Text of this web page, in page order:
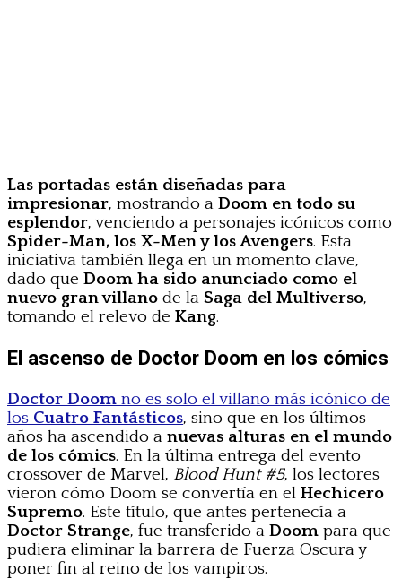
Las portadas están diseñadas para
impresionar, mostrando a Doom en todo su
esplendor, venciendo a personajes icónicos como
Spider-Man, los X-Men y los Avengers. Esta
iniciativa también llega en un momento clave,
dado que Doom ha sido anunciado como el
nuevo gran villano de la Saga del Multiverso,
tomando el relevo de Kang.
El ascenso de Doctor Doom en los cómics
Doctor Doom no es solo el villano más icónico de
los Cuatro Fantásticos, sino que en los últimos
años ha ascendido a nuevas alturas en el mundo
de los cómics. En la última entrega del evento
crossover de Marvel, Blood Hunt #5, los lectores
vieron cómo Doom se convertía en el Hechicero
Supremo. Este título, que antes pertenecía a
Doctor Strange, fue transferido a Doom para que
pudiera eliminar la barrera de Fuerza Oscura y
poner fin al reino de los vampiros.